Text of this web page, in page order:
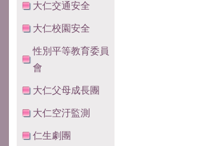
大仁交通安全
大仁校園安全
性別平等教育委員
會
大仁父母成長團
大仁空汙監測
仁生劇團